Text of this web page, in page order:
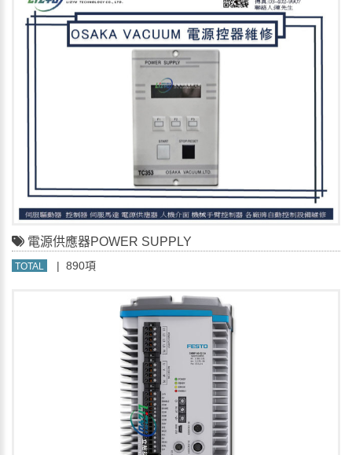
電源供應器POWER SUPPLY
TOTAL | 890項